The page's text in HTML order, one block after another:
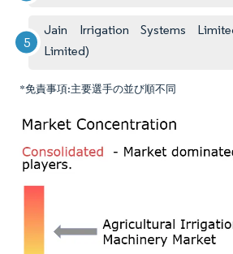
Jain Irrigation Systems
Limited)
*免責事項:主要選手の並び順不同